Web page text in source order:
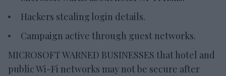
Hackers stealing login details.
Campaign active through guest networks.
MICROSOFT WARNED BUSINESSES that hotel and
public Wi-Fi networks may not be secure after